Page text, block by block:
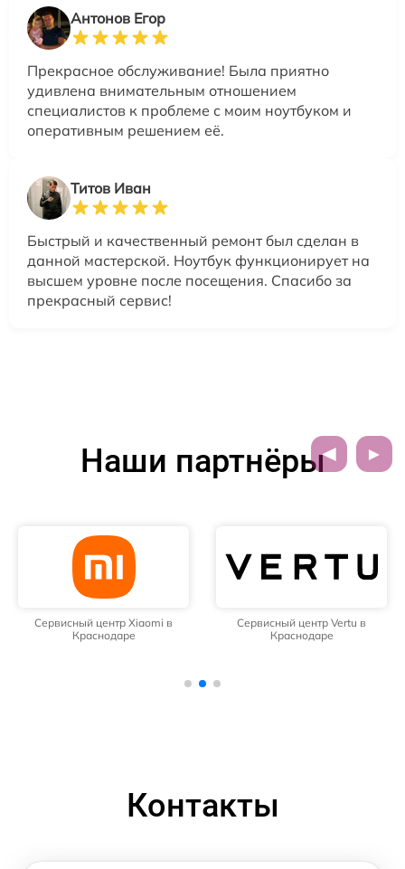
Антонов Егор
Прекрасное обслуживание! Была приятно
удивлена внимательным отношением
специалистов к проблеме с моим ноутбуком и
оперативным решением её.
Титов Иван
Быстрый и качественный ремонт был сделан в
данной мастерской. Ноутбук функционирует на
высшем уровне после посещения. Спасибо за
прекрасный сервис!
Наши партнёры
Сервисный центр Xiaomi в
Краснодаре
Сервисный центр Vertu в
Краснодаре
Контакты